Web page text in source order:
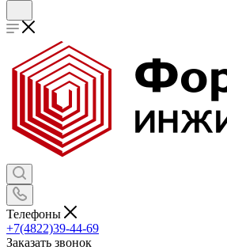
Телефоны
+7(4822)39-44-69
Заказать звонок